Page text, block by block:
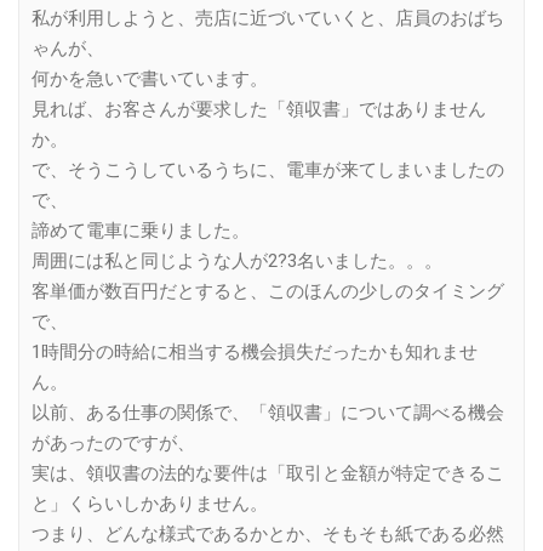
私が利用しようと、売店に近づいていくと、店員のおばち
ゃんが、
何かを急いで書いています。
見れば、お客さんが要求した「領収書」ではありません
か。
で、そうこうしているうちに、電車が来てしまいましたの
で、
諦めて電車に乗りました。
周囲には私と同じような人が2?3名いました。。。
客単価が数百円だとすると、このほんの少しのタイミング
で、
1時間分の時給に相当する機会損失だったかも知れませ
ん。
以前、ある仕事の関係で、「領収書」について調べる機会
があったのですが、
実は、領収書の法的な要件は「取引と金額が特定できるこ
と」くらいしかありません。
つまり、どんな様式であるかとか、そもそも紙である必然